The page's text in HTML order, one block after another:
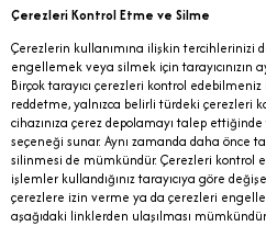
Çerezleri Kontrol Etme ve Silme
Çerezlerin kullanımına ilişkin tercihlerinizi
engellemek veya silmek için tarayıcınızın
Birçok tarayıcı çerezleri kontrol
reddetme, yalnızca belirli türdeki çerezleri
cihazınıza çerez depolamayı talep
seçeneği sunar. Aynı zamanda daha önce
silinmesi de mümkündür. Çerezleri kontrol
işlemler kullandığınız tarayıcıya göre
çerezlere izin verme ya da çerezleri
aşağıdaki linklerden ulaşılması mümkündür.